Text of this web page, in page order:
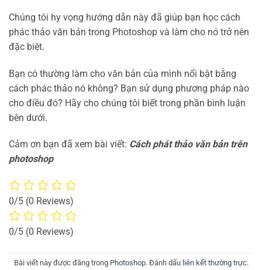
Chúng tôi hy vọng hướng dẫn này đã giúp bạn học cách
phác thảo văn bản trong Photoshop và làm cho nó trở nên
đặc biệt.
Bạn có thường làm cho văn bản của mình nổi bật bằng
cách phác thảo nó không? Bạn sử dụng phương pháp nào
cho điều đó? Hãy cho chúng tôi biết trong phần bình luận
bên dưới.
Cảm ơn bạn đã xem bài viết: Cách phát thảo văn bản trên
photoshop
0/5 (0 Reviews)
0/5 (0 Reviews)
Bài viết này được đăng trong Photoshop. Đánh dấu liên kết thường trực.